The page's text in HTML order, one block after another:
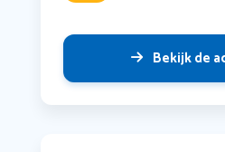
Bekijk de